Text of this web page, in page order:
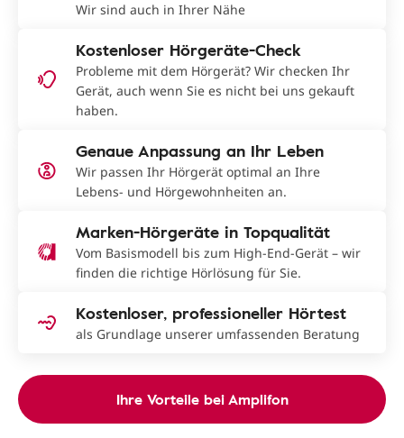
Wir sind auch in Ihrer Nähe
Kostenloser Hörgeräte-Check
Probleme mit dem Hörgerät? Wir checken Ihr
Gerät, auch wenn Sie es nicht bei uns gekauft
haben.
Genaue Anpassung an Ihr Leben
Wir passen Ihr Hörgerät optimal an Ihre
Lebens- und Hörgewohnheiten an.
Marken-Hörgeräte in Topqualität
Vom Basismodell bis zum High-End-Gerät – wir
finden die richtige Hörlösung für Sie.
Kostenloser, professioneller Hörtest
als Grundlage unserer umfassenden Beratung
Ihre Vorteile bei Amplifon